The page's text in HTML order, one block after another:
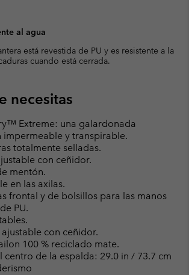
al agua
está revestida de PU y es resistente a la
cuando está cerrada.
necesitas
Extreme: una galardonada
impermeable y transpirable.
totalmente selladas.
con ceñidor.
mentón.
en las axilas.
frontal y de bolsillos para las manos
PU.
con ceñidor.
100 % reciclado mate.
centro de la espalda: 29.0 in / 73.7 cm